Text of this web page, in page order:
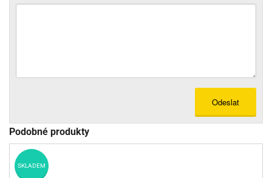
Odeslat
Podobné produkty
SKLADEM